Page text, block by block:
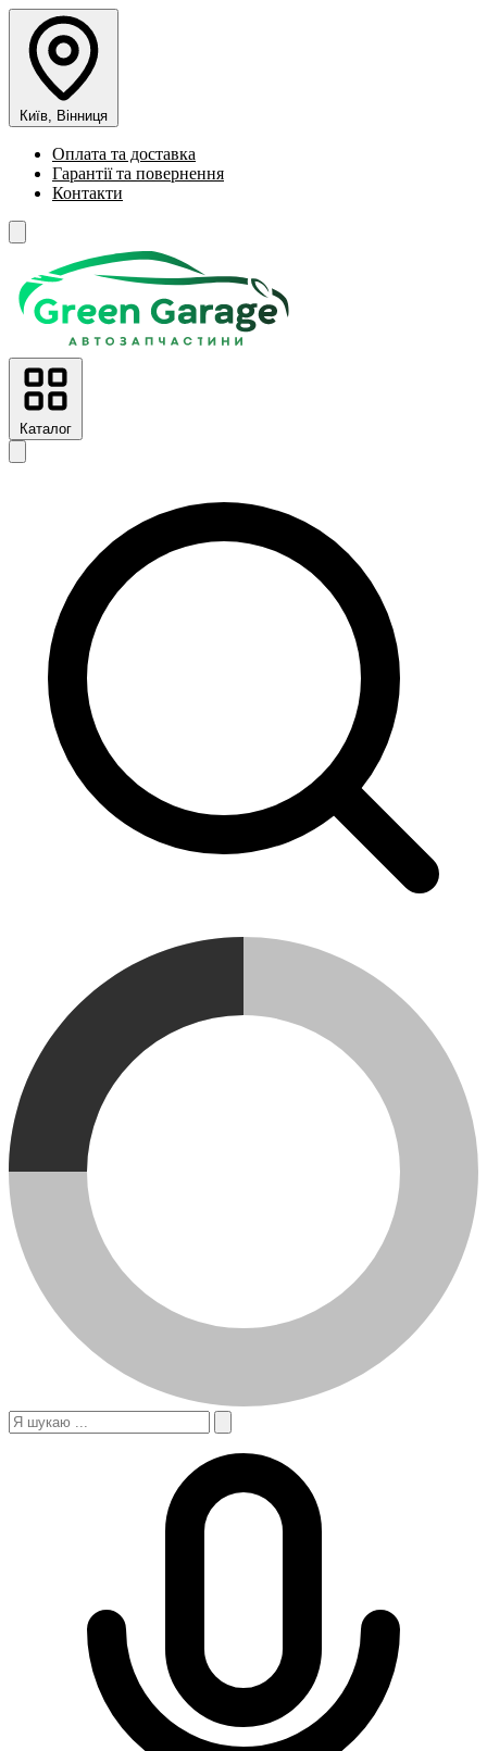
Київ, Вінниця
Оплата та доставка
Гарантії та повернення
Контакти
Каталог